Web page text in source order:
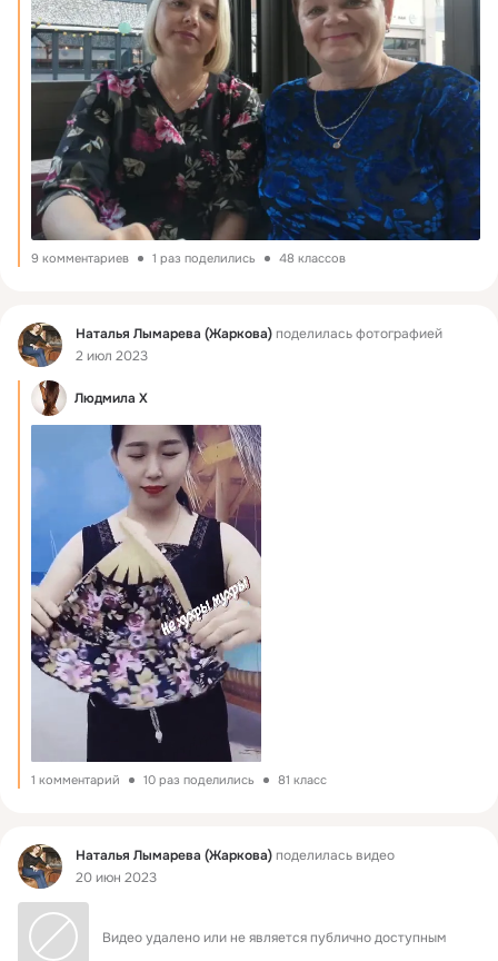
9 комментариев 1 раз поделились 48 классов
Фид Наталья Лымарева (Жаркова)поделилась фотографией
2 июл 2023
Людмила Х
1 комментарий 10 раз поделились 81 класс
Фид Наталья Лымарева (Жаркова)поделилась видео
20 июн 2023
Видео удалено или не является публично доступным